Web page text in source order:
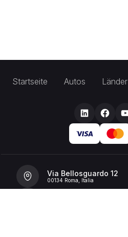
Startseite Autos Länder
Via Bellosguardo 12
00134 Roma, Italia